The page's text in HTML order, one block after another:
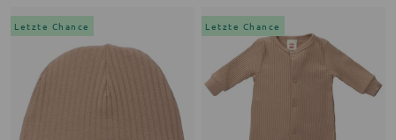
Letzte Chance Letzte Chance